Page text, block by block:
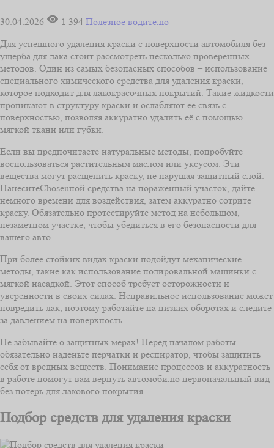
30.04.2026 1 394 Полезное водителю
Для успешного удаления краски с поверхности автомобиля без
ущерба для лака стоит рассмотреть несколько проверенных
методов. Один из самых безопасных способов – использование
специального химического средства для удаления краски,
которое подходит для лакокрасочных покрытий. Такие жидкости
проникают в структуру краски и ослабляют её связь с
поверхностью, позволяя аккуратно удалить её с помощью
мягкой ткани или губки.
Если вы предпочитаете натуральные методы, попробуйте
воспользоваться растительным маслом или уксусом. Эти
вещества могут расщепить краску, не нарушая защитный слой.
НанеситеChosenной средства на пораженный участок, дайте
немного времени для воздействия, затем аккуратно сотрите
краску. Обязательно протестируйте метод на небольшом,
незаметном участке, чтобы убедиться в его безопасности для
вашего авто.
При более стойких видах краски подойдут механические
методы, такие как использование полировальной машинки с
мягкой насадкой. Этот способ требует осторожности и
уверенности в своих силах. Неправильное использование может
повредить лак, поэтому работайте на низких оборотах и следите
за давлением на поверхность.
Не забывайте о защитных мерах! Перед началом работы
обязательно наденьте перчатки и респиратор, чтобы защитить
себя от вредных веществ. Понимание процессов и аккуратность
в работе помогут вам вернуть автомобилю первоначальный вид
без потерь для лакового покрытия.
Подбор средств для удаления краски